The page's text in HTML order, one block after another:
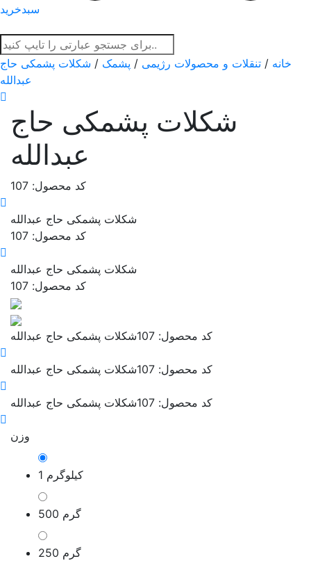
سبدخرید
خانه / تنقلات و محصولات رژیمی / پشمک / شکلات پشمکی حاج
عبدالله
شکلات پشمکی حاج
عبدالله
کد محصول: 107
شکلات پشمکی حاج عبدالله
کد محصول: 107
شکلات پشمکی حاج عبدالله
کد محصول: 107
شکلات پشمکی حاج عبدالله کد محصول: 107
شکلات پشمکی حاج عبدالله کد محصول: 107
شکلات پشمکی حاج عبدالله کد محصول: 107
وزن
1 کیلوگرم
500 گرم
250 گرم